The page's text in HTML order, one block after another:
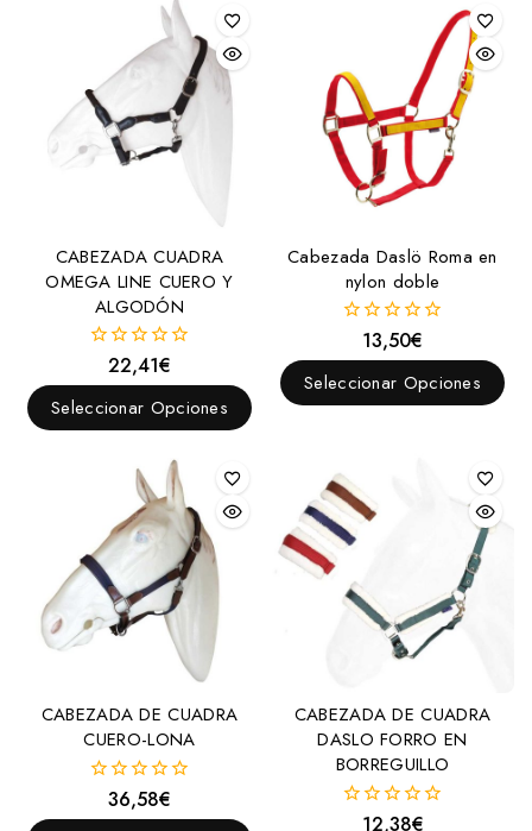
CABEZADA CUADRA
OMEGA LINE CUERO Y
ALGODÓN
fuera
de
22,41€
Seleccionar Opciones
Cabezada Daslö Roma en
nylon doble
fuera
de
13,50€
Seleccionar Opciones
CABEZADA DE CUADRA
CUERO-LONA
fuera
36,58€
CABEZADA DE CUADRA
DASLO FORRO EN
BORREGUILLO
12,38€
Filete para bocado
Palillos
Sprenger
Bozales y Baberos
Cabezadas
Menorquinas
Cabezadas y Accesorios
Blincas
Cabezadas Configurables
Dar cuerda
Montar
Inglesas
Doble rienda
Menorquinas
Portuguesas
Raid y Biotane